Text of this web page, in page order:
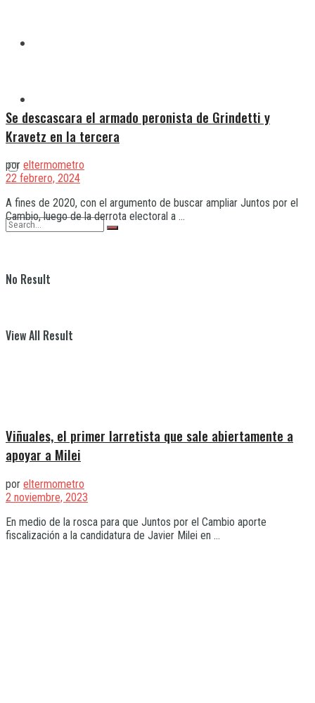
No Result
View All Result
Se descascara el armado peronista de Grindetti y
Kravetz en la tercera
por eltermometro
22 febrero, 2024
A fines de 2020, con el argumento de buscar ampliar Juntos por el
Cambio, luego de la derrota electoral a ...
Viñuales, el primer larretista que sale abiertamente a
apoyar a Milei
por eltermometro
2 noviembre, 2023
En medio de la rosca para que Juntos por el Cambio aporte
fiscalización a la candidatura de Javier Milei en ...